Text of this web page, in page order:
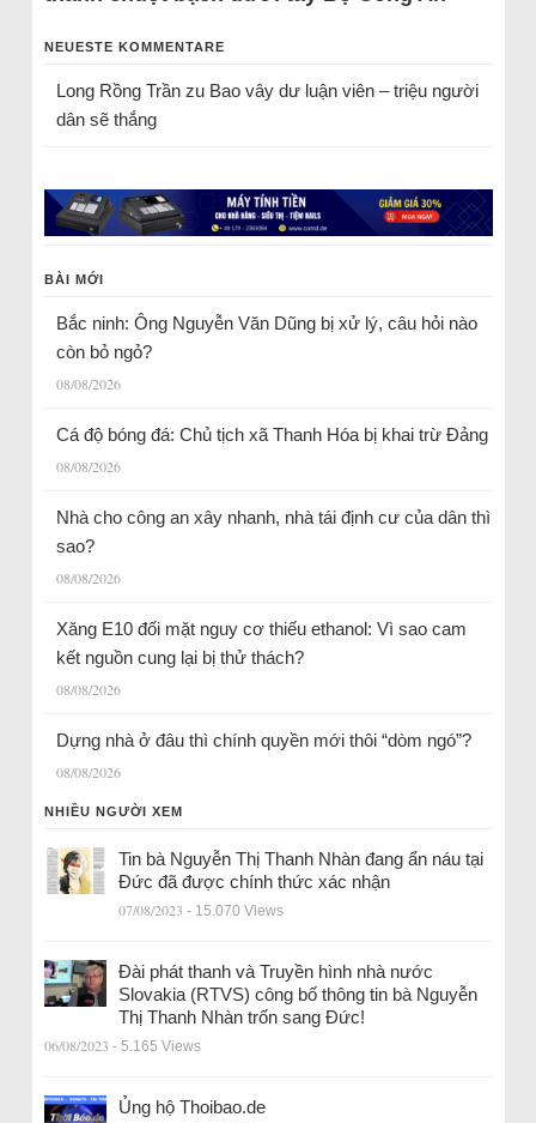
NEUESTE KOMMENTARE
Long Rồng Trầnzu Bao vây dư luận viên – triệu người
dân sẽ thắng
BÀI MỚI
Bắc ninh: Ông Nguyễn Văn Dũng bị xử lý, câu hỏi nào
còn bỏ ngỏ?
08/08/2026
Cá độ bóng đá: Chủ tịch xã Thanh Hóa bị khai trừ Đảng
08/08/2026
Nhà cho công an xây nhanh, nhà tái định cư của dân thì
sao?
08/08/2026
Xăng E10 đối mặt nguy cơ thiếu ethanol: Vì sao cam
kết nguồn cung lại bị thử thách?
08/08/2026
Dựng nhà ở đâu thì chính quyền mới thôi “dòm ngó”?
08/08/2026
NHIỀU NGƯỜI XEM
Tin bà Nguyễn Thị Thanh Nhàn đang ẩn náu tại
Đức đã được chính thức xác nhận
07/08/2023 - 15.070 Views
Đài phát thanh và Truyền hình nhà nước
Slovakia (RTVS) công bố thông tin bà Nguyễn
Thị Thanh Nhàn trốn sang Đức!
06/08/2023 - 5.165 Views
Ủng hộ Thoibao.de